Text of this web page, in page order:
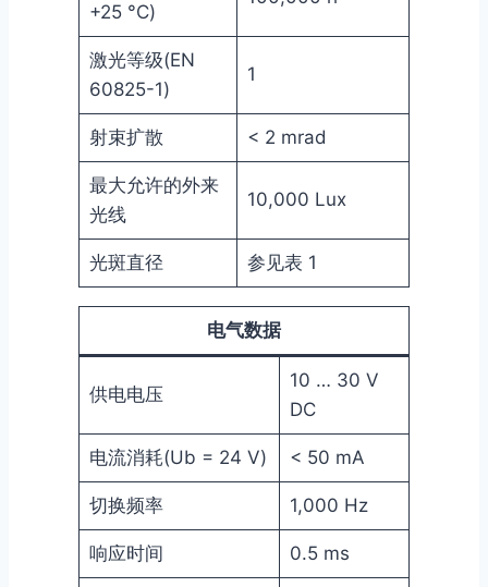
+25 °C)
激光等级(EN
60825-1)
1
射束扩散 < 2 mrad
最大允许的外来
光线
10,000 Lux
光斑直径 参见表 1
电气数据
供电电压
10 … 30 V
DC
电流消耗(Ub = 24 V) < 50 mA
切换频率 1,000 Hz
响应时间 0.5 ms